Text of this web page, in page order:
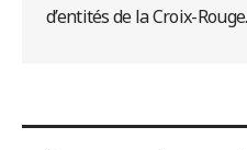
d’entités de la Croix-Rouge.